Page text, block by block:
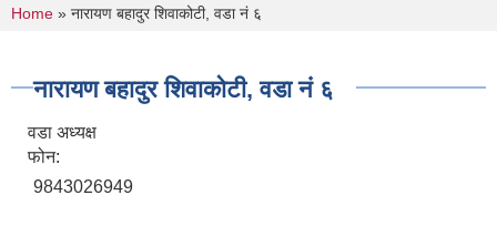
You are here
Home » नारायण बहादुर शिवाकोटी, वडा नं ६
नारायण बहादुर शिवाकोटी, वडा नं ६
वडा अध्यक्ष
फोन:
9843026949